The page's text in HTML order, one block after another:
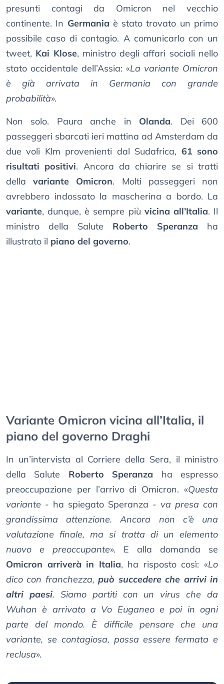
presunti contagi da Omicron nel vecchio
continente. In Germania è stato trovato un primo
possibile caso di contagio. A comunicarlo con un
tweet, Kai Klose, ministro degli affari sociali nello
stato occidentale dell’Assia: «La variante Omicron
è già arrivata in Germania con grande
probabilità».
Non solo. Paura anche in Olanda. Dei 600
passeggeri sbarcati ieri mattina ad Amsterdam da
due voli Klm provenienti dal Sudafrica, 61 sono
risultati positivi. Ancora da chiarire se si tratti
dellavariante Omicron. Molti passeggeri non
avrebbero indossato la mascherina a bordo. La
variante, dunque, è sempre più vicina all’Italia. Il
ministro della Salute Roberto Speranza ha
illustrato il piano del governo.
Variante Omicron vicina all’Italia, il
piano del governo Draghi
In un’intervista al Corriere della Sera, il ministro
della Salute Roberto Speranza ha espresso
preoccupazione per l’arrivo di Omicron. «Questa
variante - ha spiegato Speranza - va presa con
grandissima attenzione. Ancora non c’è una
valutazione finale, ma si tratta di un elemento
nuovo e preoccupante». E alla domanda se
Omicron arriverà in Italia, ha risposto così: «Lo
dico con franchezza,può succedere che arrivi in
altri paesi. Siamo partiti con un virus che da
Wuhan è arrivato a Vo Euganeo e poi in ogni
parte del mondo. È difficile pensare che una
variante, se contagiosa, possa essere fermata e
reclusa».